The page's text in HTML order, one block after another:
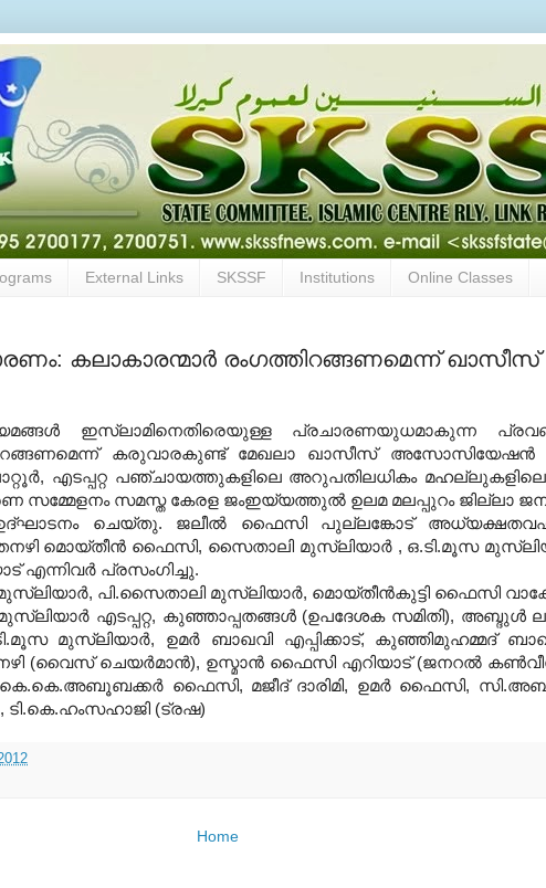
External Links SKSSF Institutions Online Classes
കലാകാരന്മാര്‍ രംഗത്തിറങ്ങണമെന്ന് ഖാസീസ്
ഇസ്‌ലാമിനെതിരെയുള്ള പ്രചാരണയുധമാകുന്ന
കരുവാരകുണ്ട് മേഖലാ ഖാസീസ് അസോസിയേഷന്‍
എടപ്പറ്റ പഞ്ചായത്തുകളിലെ അറുപതിലധികം
സമസ്ത കേരള ജംഇയ്യത്തുല്‍ ഉലമ മലപ്പുറം ജില്ലാ
ചെയ്തു. ജലീല്‍ ഫൈസി പുല്ലങ്കോട്
മൊയ്തീന്‍ ഫൈസി, സൈതാലി മുസ്‌ലിയാര്‍ , ഒ.ടി.മൂസ
എന്നിവര്‍ പ്രസംഗിച്ചു.
പി.സൈതാലി മുസ്‌ലിയാര്‍, മൊയ്തീന്‍കുട്ടി ഫൈസി
എടപ്പറ്റ, കുഞ്ഞാപ്പതങ്ങള്‍ (ഉപദേശക സമിതി), അബ്ദുള്‍
മുസ്‌ലിയാര്‍, ഉമര്‍ ബാഖവി എപ്പിക്കാട്, കുഞ്ഞിമുഹമ്മദ്
(വൈസ് ചെയര്‍മാന്‍), ഉസ്മാന്‍ ഫൈസി എറിയാട് (ജനറല്‍
കെ.കെ.അബൂബക്കര്‍ ഫൈസി, മജീദ് ദാരിമി, ഉമര്‍ ഫൈസി,
(ട്രഷ)
Home